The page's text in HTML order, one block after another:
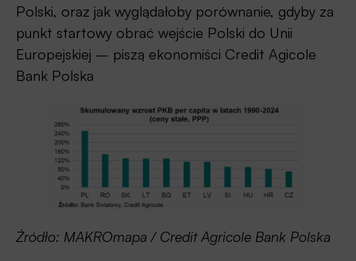
Polski, oraz jak wyglądałoby porównanie, gdyby za
punkt startowy obrać wejście Polski do Unii
Europejskiej – piszą ekonomiści Credit Agicole
Bank Polska
Źródło: MAKROmapa / Credit Agricole Bank Polska